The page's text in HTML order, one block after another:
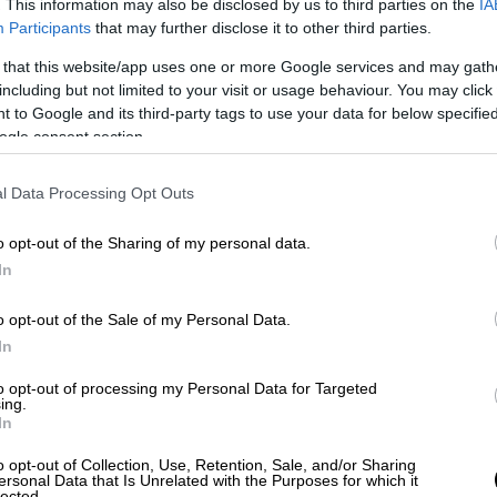
This information may also be disclosed by us to third parties on the
Participants that may further disclose it to other third parties.
that this website/app uses one or more Google services and may
but not limited to your visit or usage behaviour. You may
to Google and its third-party tags to use your data for below
consent section.
Data Processing Opt Outs
opt-out of the Sharing of my personal data.
opt-out of the Sale of my Personal Data.
opt-out of processing my Personal Data for Targeted
opt-out of Collection, Use, Retention, Sale, and/or Sharing
Data that Is Unrelated with the Purposes for which it
TV, Κλέαρχος Μαρουσάκης, η πολική
είναι ξηρή οπότε για να πάρει την
πρέπει να περάσει πάνω από το
θα αφορούν τα νησιά του Αιγαίου
προς το αρχιπέλαγος.